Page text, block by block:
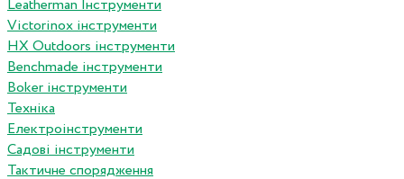
Leatherman Інструменти
Victorinox інструменти
HX Outdoors інструменти
Benchmade інструменти
Boker інструменти
Техніка
Електроінструменти
Садові інструменти
Тактичне спорядження